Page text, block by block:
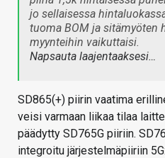
jo sellaisessa
tuoma BOM ja sitämyöten
myynteihin vaikuttaisi.
Napsauta laajentaaksesi…
SD865(+) piirin vaatima
veisi varmaan liikaa tilaa
päädytty SD765G piiriin.
integroitu järjestelmäpiiriin